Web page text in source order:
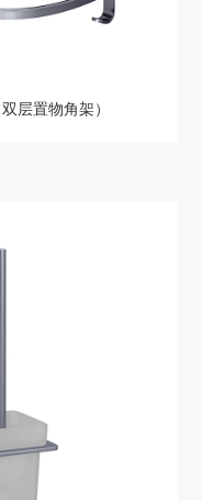
层置物角架）